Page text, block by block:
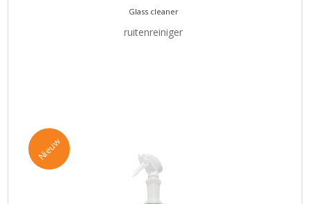
Glass cleaner
ruitenreiniger
Nieuw